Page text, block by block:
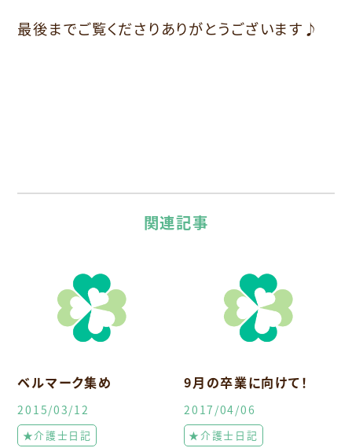
最後までご覧くださりありがとうございます♪
関連記事
ベルマーク集め
2015/03/12
★介護士日記
9月の卒業に向けて！
2017/04/06
★介護士日記